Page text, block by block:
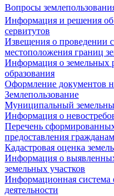
Вопросы
Информация и решения
сервитутов
Извещения о проведении
местоположения границ
Информация о земельных
образования
Оформление документов
Землепользование
Муниципальный
Информация о
Перечень
предоставления гражданам
Кадастровая оценка земель
Информация о
земельных участков
Информационная система
деятельности